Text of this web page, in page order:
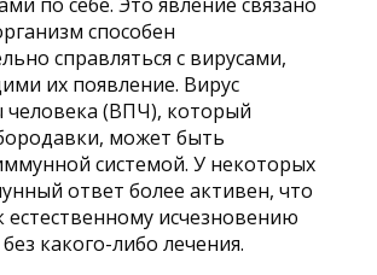
способен
справляться с вирусами,
их появление. Вирус
(ВПЧ), который
может быть
системой. У некоторых
ответ более активен, что
естественному исчезновению
какого-либо лечения.